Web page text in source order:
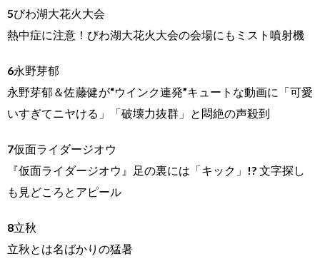
5びわ湖大花火大会
熱中症に注意！びわ湖大花火大会の会場にもミスト噴射機
6永野芽郁
永野芽郁＆佐藤健が“ウインク連発”キュートな動画に「可愛
いすぎてニヤける」「破壊力抜群」と悶絶の声殺到
7仮面ライダージオウ
『仮面ライダージオウ』足の裏には「キック」!? 文字探し
も見どころとアピール
8立秋
立秋とは名ばかりの猛暑